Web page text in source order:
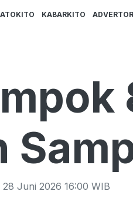
KABARKITO
28 Juni 2026 16:00 WIB